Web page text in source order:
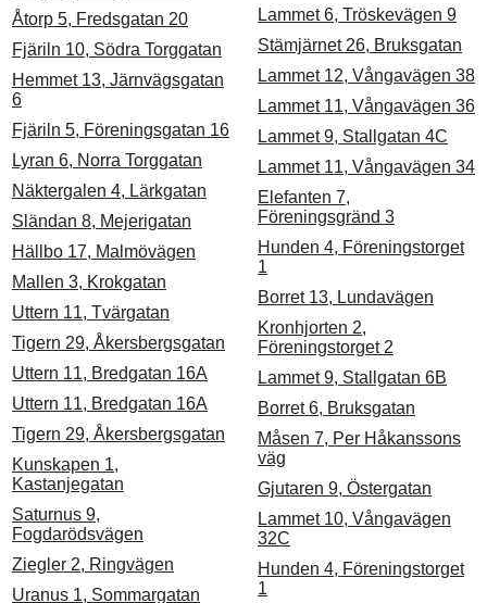
Åtorp 5, Fredsgatan 20
Fjäriln 10, Södra Torggatan
Hemmet 13, Järnvägsgatan
6
Fjäriln 5, Föreningsgatan 16
Lyran 6, Norra Torggatan
Näktergalen 4, Lärkgatan
Sländan 8, Mejerigatan
Hällbo 17, Malmövägen
Mallen 3, Krokgatan
Uttern 11, Tvärgatan
Tigern 29, Åkersbergsgatan
Uttern 11, Bredgatan 16A
Uttern 11, Bredgatan 16A
Tigern 29, Åkersbergsgatan
Kunskapen 1,
Kastanjegatan
Saturnus 9,
Fogdarödsvägen
Ziegler 2, Ringvägen
Uranus 1, Sommargatan
Lammet 6, Tröskevägen 9
Stämjärnet 26, Bruksgatan
Lammet 12, Vångavägen 38
Lammet 11, Vångavägen 36
Lammet 9, Stallgatan 4C
Lammet 11, Vångavägen 34
Elefanten 7,
Föreningsgränd 3
Hunden 4, Föreningstorget
1
Borret 13, Lundavägen
Kronhjorten 2,
Föreningstorget 2
Lammet 9, Stallgatan 6B
Borret 6, Bruksgatan
Måsen 7, Per Håkanssons
väg
Gjutaren 9, Östergatan
Lammet 10, Vångavägen
32C
Hunden 4, Föreningstorget
1